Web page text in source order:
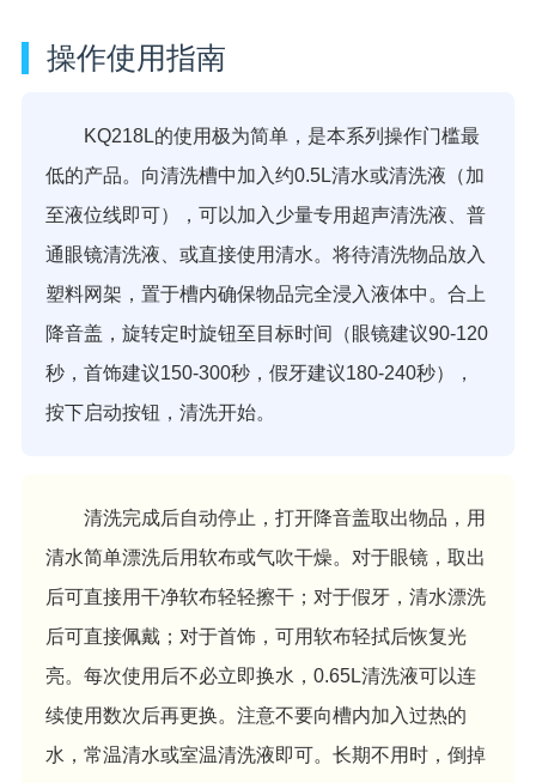
操作使用指南
KQ218L的使用极为简单，是本系列操作门槛最
低的产品。向清洗槽中加入约0.5L清水或清洗液（加
至液位线即可），可以加入少量专用超声清洗液、普
通眼镜清洗液、或直接使用清水。将待清洗物品放入
塑料网架，置于槽内确保物品完全浸入液体中。合上
降音盖，旋转定时旋钮至目标时间（眼镜建议90-120
秒，首饰建议150-300秒，假牙建议180-240秒），
按下启动按钮，清洗开始。
清洗完成后自动停止，打开降音盖取出物品，用
清水简单漂洗后用软布或气吹干燥。对于眼镜，取出
后可直接用干净软布轻轻擦干；对于假牙，清水漂洗
后可直接佩戴；对于首饰，可用软布轻拭后恢复光
亮。每次使用后不必立即换水，0.65L清洗液可以连
续使用数次后再更换。注意不要向槽内加入过热的
水，常温清水或室温清洗液即可。长期不用时，倒掉